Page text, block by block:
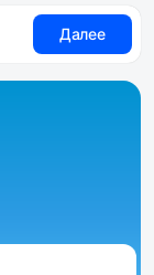
Далее